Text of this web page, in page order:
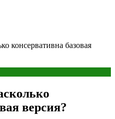
консервативна базовая
версия?